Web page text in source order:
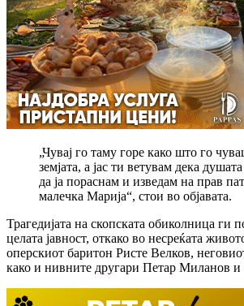
„Чувај го таму горе како што го
земјата, а јас ти ветувам дека
да ја пораснам и изведам на прав
малечка Марија“, стои во објавата.
Трагедијата на скопската обиколница ги
целата јавност, откако во несреќата
оперскиот баритон Ристе Велков,
како и нивните другари Петар Миланов